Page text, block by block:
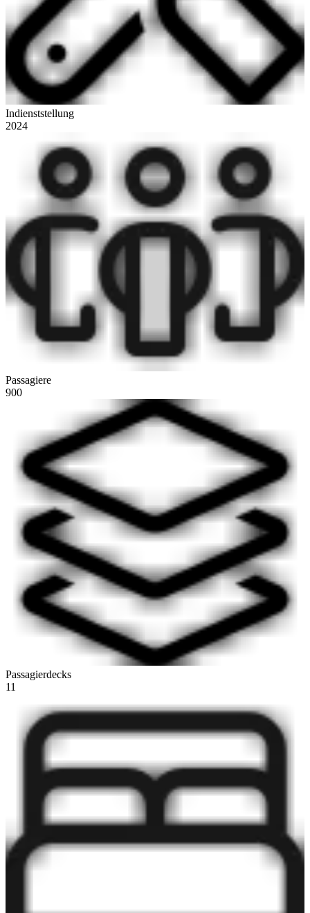
Indienststellung
2024
Passagiere
900
Passagierdecks
11